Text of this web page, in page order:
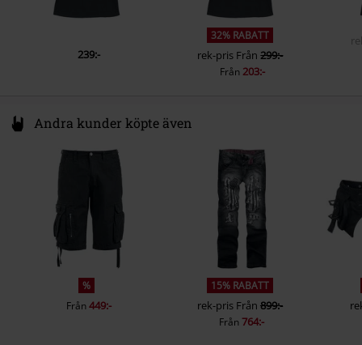
239:-
32% RABATT
rek-pris Från299:-
Från 203:-
Andra kunder köpte även
%
Från449:-
15% RABATT
rek-pris Från 899:-
Från764:-